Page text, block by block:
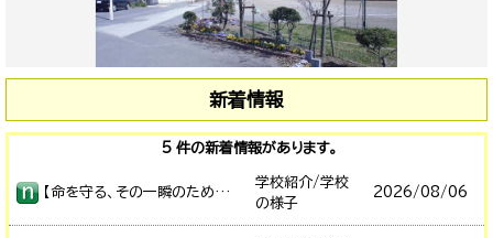
新着情報
5 件の新着情報があります。
【命を守る、その一瞬のために】東入間消防署のみなさまをお招きし、AED研修を行いました
学校紹介/学校
の様子
2026/08/06